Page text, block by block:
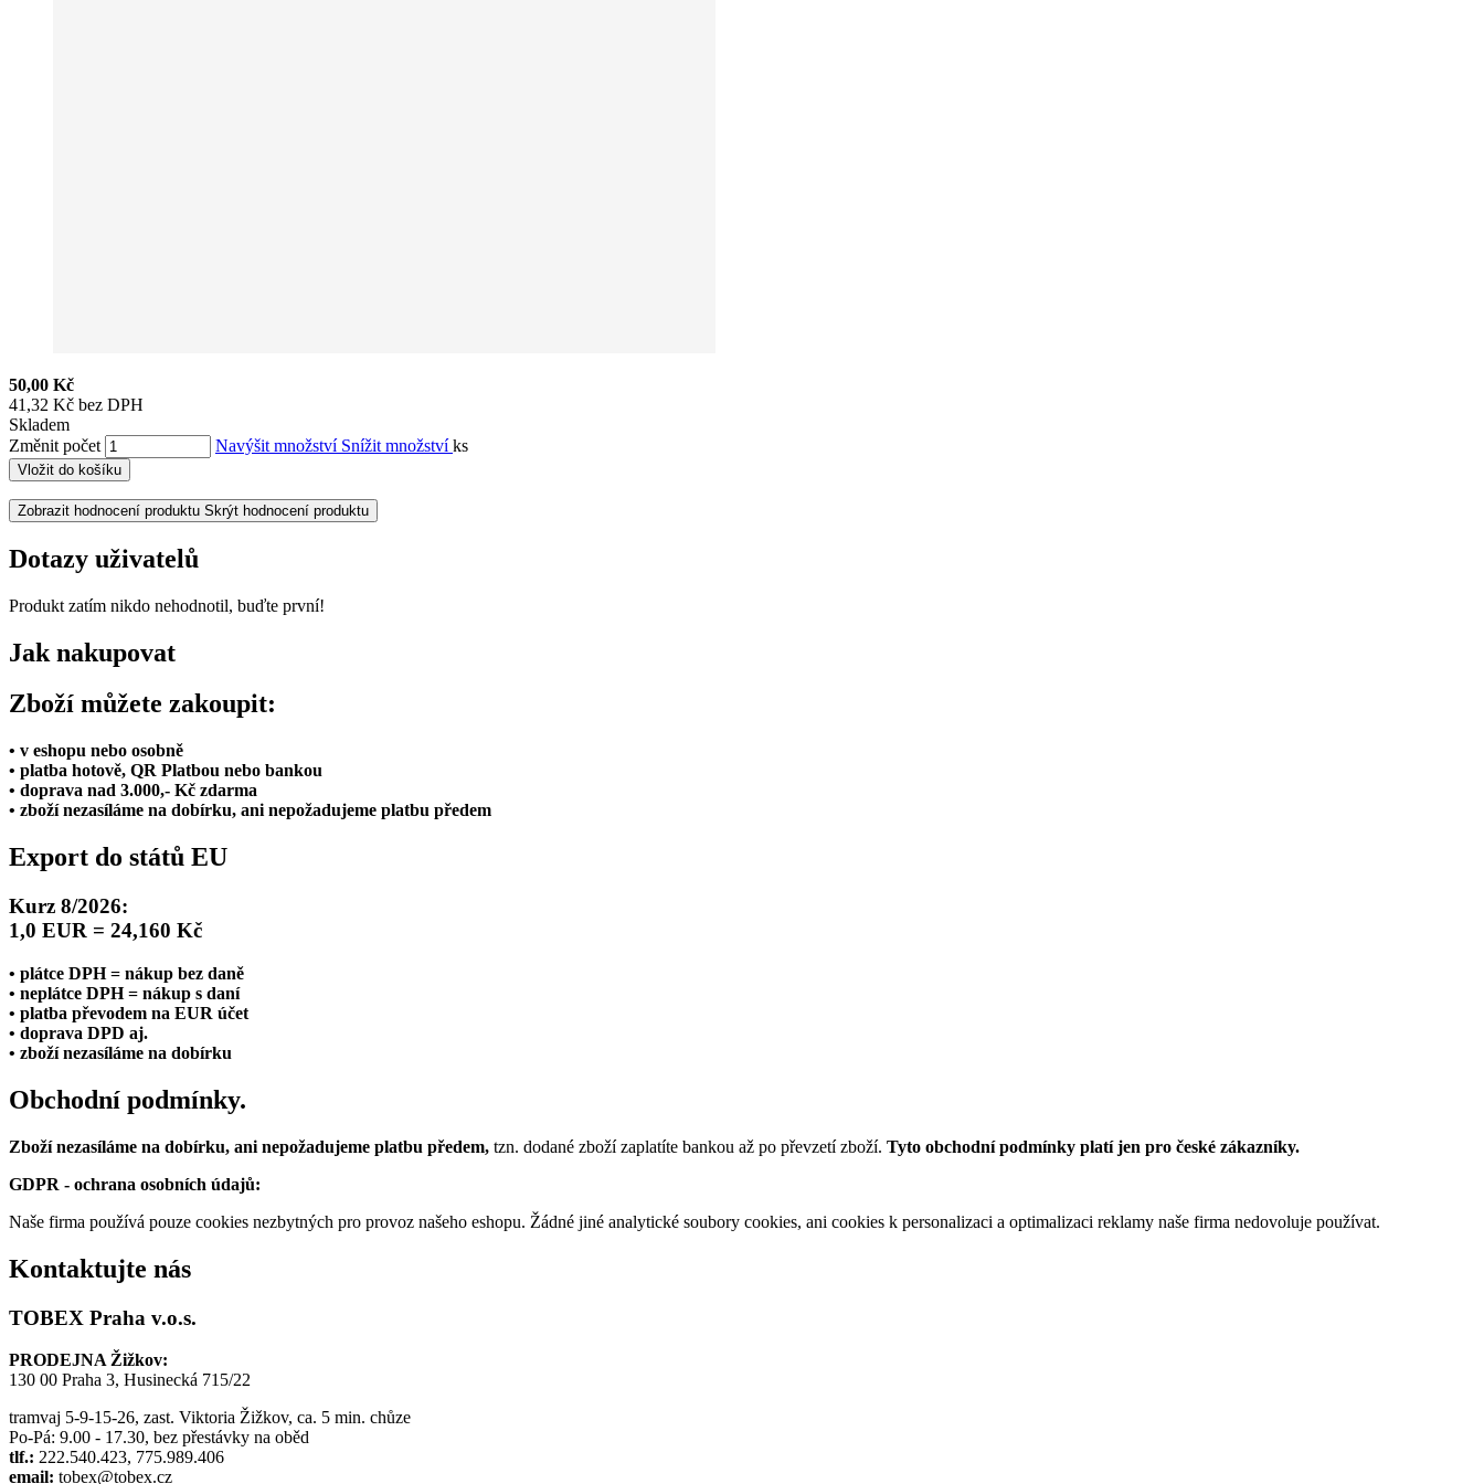
50,00 Kč
41,32 Kč bez DPH
Skladem
Změnit počet
Navýšit množství Snížit množstvíks
Vložit do košíku
Zobrazit hodnocení produktu Skrýt hodnocení produktu
Dotazy uživatelů
Produkt zatím nikdo nehodnotil, buďte první!
Jak nakupovat
Zboží můžete zakoupit:
• v eshopu nebo osobně
• platba hotově, QR Platbou nebo bankou
• doprava nad 3.000,- Kč zdarma
• zboží nezasíláme na dobírku, ani nepožadujeme platbu předem
Export do států EU
Kurz 8/2026:
1,0 EUR = 24,160 Kč
• plátce DPH = nákup bez daně
• neplátce DPH = nákup s daní
• platba převodem na EUR účet
• doprava DPD aj.
• zboží nezasíláme na dobírku
Obchodní podmínky.
Zboží nezasíláme na dobírku, ani nepožadujeme platbu předem, tzn. dodané zboží zaplatíte bankou až po převzetí zboží. Tyto obchodní podmínky platí jen pro české zákazníky.
GDPR - ochrana osobních údajů:
Naše firma používá pouze cookies nezbytných pro provoz našeho eshopu. Žádné jiné analytické soubory cookies, ani cookies k personalizaci a optimalizaci reklamy naše firma nedovoluje používat.
Kontaktujte nás
TOBEX Praha v.o.s.
PRODEJNA Žižkov:
130 00 Praha 3, Husinecká 715/22
tramvaj 5-9-15-26, zast. Viktoria Žižkov, ca. 5 min. chůze
Po-Pá: 9.00 - 17.30, bez přestávky na oběd
tlf.: 222.540.423, 775.989.406
email: tobex@tobex.cz